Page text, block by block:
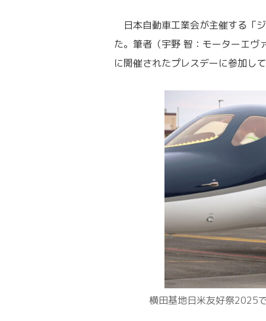
日本自動車工業会が主催する「
た。筆者（宇野 智：モーターエ
に開催されたプレスデーに参加し
横田基地日米友好祭2025